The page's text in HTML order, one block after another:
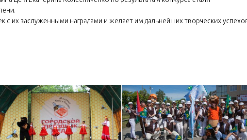
с их заслуженными наградами и желает им дальнейших творческих